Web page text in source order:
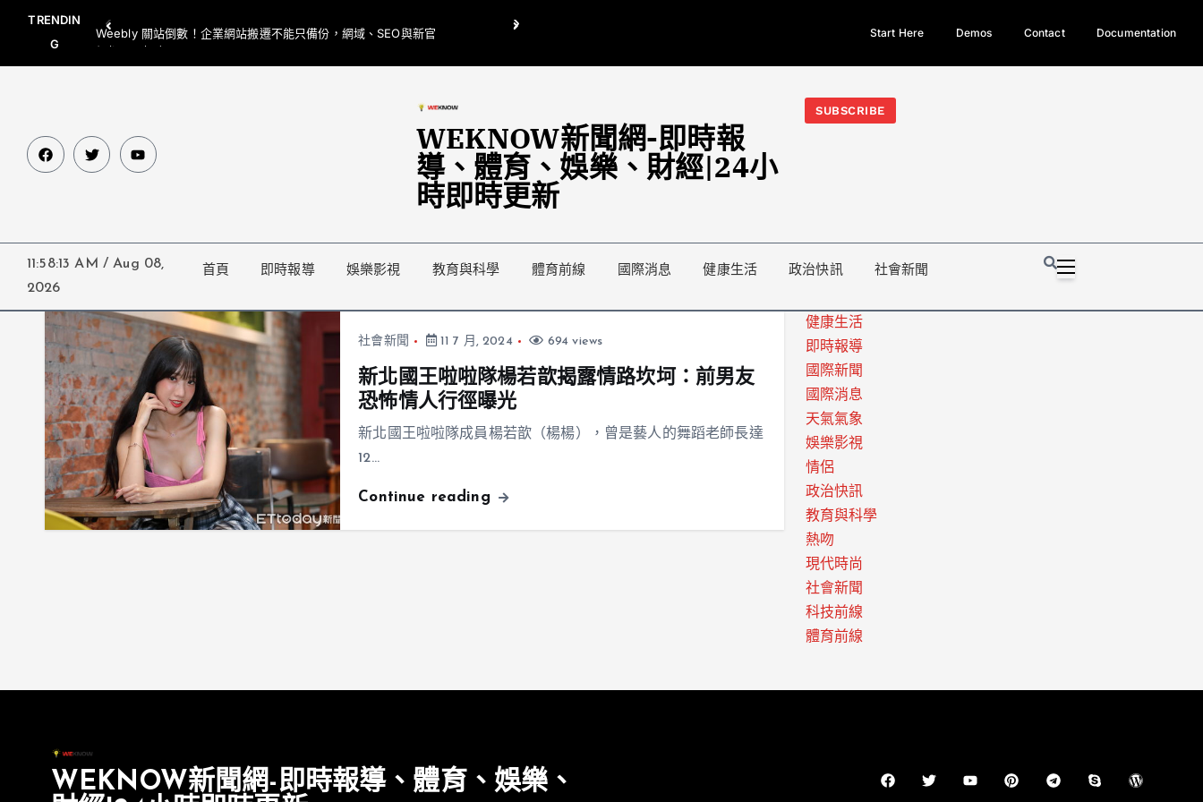
TRENDIN
G
Weebly 關站倒數！企業網站搬遷不能只備份，網域、SEO與新官
網都要一起處理
翁曉玲喊刪陸委會1295萬媒宣費惹議 梁文傑回「只能靠嘴巴」
今日熱門新聞TOP3｜西拉雅族正式成第17個原住民族、立院電競
光電場回
Start Here Demos Contact Documentation
WEKNOW新聞網-即時報
導、體育、娛樂、財經|24小
時即時更新
SUBSCRIBE
11:58:14 AM / Aug 08,
2026
首頁 即時報導 娛樂影視 教育與科學 體育前線 國際消息 健康生活 政治快訊 社會新聞
社會新聞 11 7 月, 2024 694 views
新北國王啦啦隊楊若歆揭露情路坎坷：前男友
恐怖情人行徑曝光
新北國王啦啦隊成員楊若歆（楊楊），曾是藝人的舞蹈老師長達
12…
Continue reading
健康生活
即時報導
國際新聞
國際消息
天氣氣象
娛樂影視
情侶
政治快訊
教育與科學
熱吻
現代時尚
社會新聞
科技前線
體育前線
WEKNOW新聞網-即時報導、體育、娛樂、